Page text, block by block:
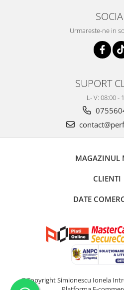
Urmareste-ne in
SUPORT
L- V: 08:00 -
MAGAZINUL
CLIENTI
DATE
©Copyright Simionescu Ionela